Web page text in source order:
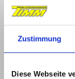
Zustimmung
Diese Webseite
große Auswahl
Markisentuch